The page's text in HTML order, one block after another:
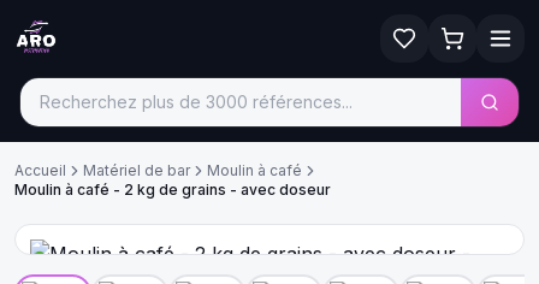
Accueil Matériel de bar
Moulin à café
Moulin à café - 2 kg de grains - avec doseur